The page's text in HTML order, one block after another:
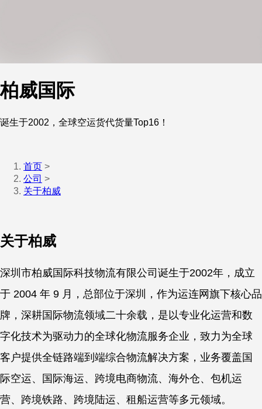
柏威国际
诞生于2002，全球空运货代货量Top16！
首页 >
公司 >
关于柏威
关于柏威
深圳市柏威国际科技物流有限公司诞生于2002年，成立
于 2004 年 9 月，总部位于深圳，作为运连网旗下核心品
牌，深耕国际物流领域二十余载，是以专业化运营和数
字化技术为驱动力的全球化物流服务企业，致力为全球
客户提供全链路端到端综合物流解决方案，业务覆盖国
际空运、国际海运、跨境电商物流、海外仓、包机运
营、跨境铁路、跨境陆运、租船运营等多元领域。